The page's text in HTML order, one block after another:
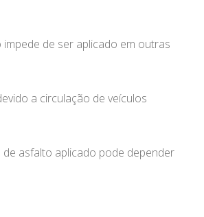
de ser aplicado em outras
a circulação de veículos
de asfalto aplicado pode depender